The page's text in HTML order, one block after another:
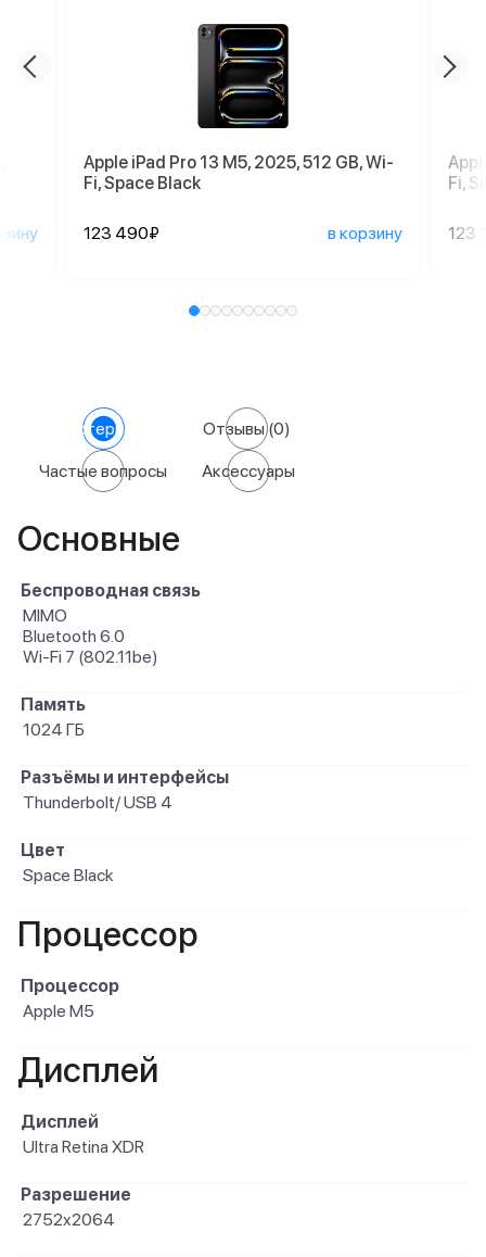
Apple iPad Pro 13 M5, 2025, 512 GB, Wi-
Fi, Space Black
123 490₽ в корзину
Fi,
123
Характеристики Отзывы(0)
Частые вопросы Аксессуары
Основные
Беспроводная связь
MIMO
Bluetooth 6.0
Wi-Fi 7 (802.11be)
Память
1024 ГБ
Разъёмы и интерфейсы
Thunderbolt/ USB 4
Цвет
Space Black
Процессор
Процессор
Apple M5
Дисплей
Дисплей
Ultra Retina XDR
Разрешение
2752x2064